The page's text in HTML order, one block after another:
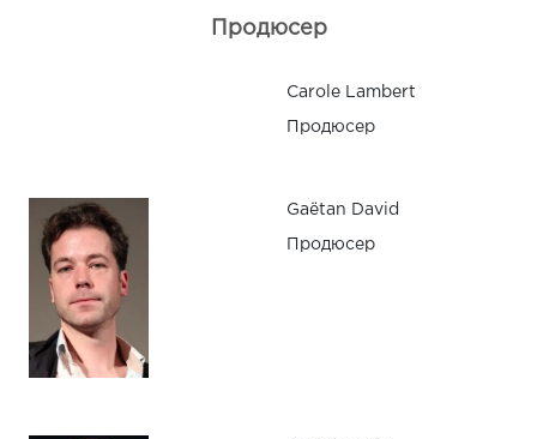
Продюсер
Carole Lambert
Продюсер
Gaëtan David
Продюсер